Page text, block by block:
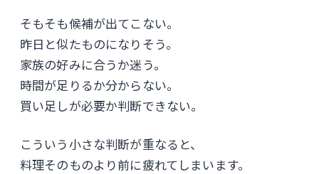
そもそも候補が出てこない。
昨日と似たものになりそう。
家族の好みに合うか迷う。
時間が足りるか分からない。
買い足しが必要か判断できない。
こういう小さな判断が重なると、
料理そのものより前に疲れてしまいます。